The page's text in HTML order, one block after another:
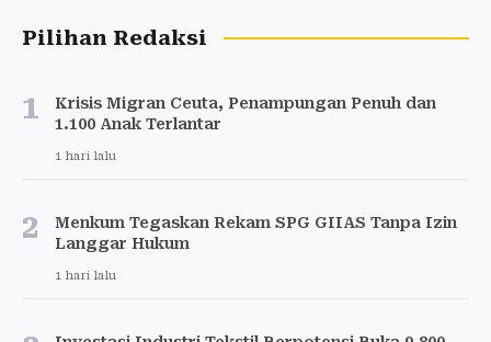
Pilihan Redaksi
1
Krisis Migran Ceuta, Penampungan Penuh dan
1.100 Anak Terlantar
1 hari lalu
2
Menkum Tegaskan Rekam SPG GIIAS Tanpa Izin
Langgar Hukum
1 hari lalu